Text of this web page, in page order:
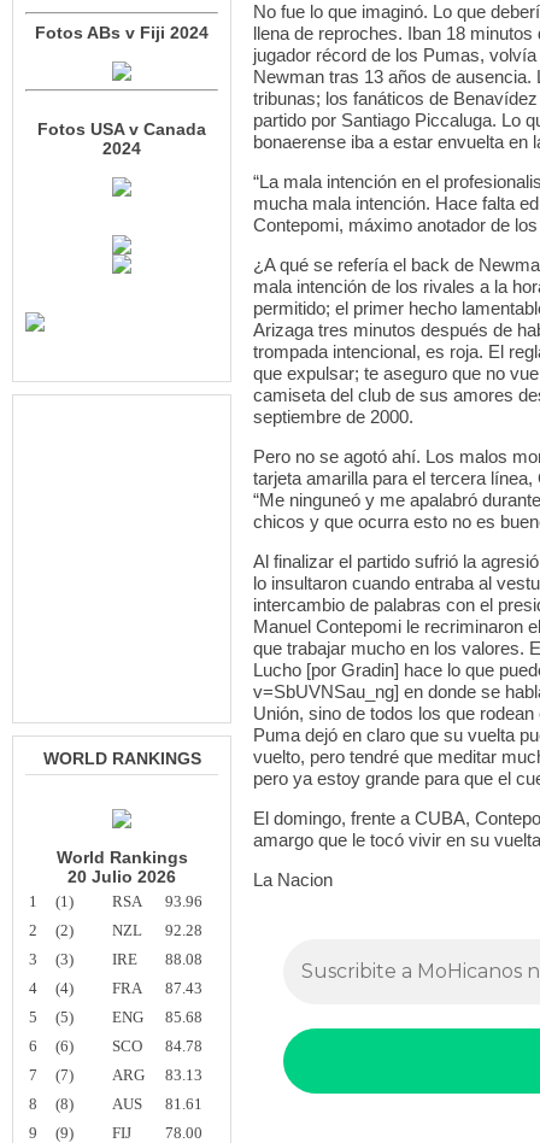
Fotos ABs v Fiji 2024
Fotos USA v Canada
2024
WORLD RANKINGS
World Rankings
20 Julio 2026
1 (1) RSA
93.96
2
(2) NZL
92.28
3
(3) IRE
88.08
4
(4) FRA
87.43
5
(5) ENG
85.68
6
(6) SCO
84.78
7
(7) ARG
83.13
8
(8) AUS
81.61
9
(9) FIJ
78.00
No fue lo que imaginó. Lo que
llena de reproches. Iban 18
jugador récord de los Pumas,
Newman tras 13 años de
tribunas; los fanáticos de
partido por Santiago Piccaluga. Lo
bonaerense iba a estar envuelta en
“La mala intención en el
mucha mala intención. Hace falta
Contepomi, máximo anotador de
¿A qué se refería el back de
mala intención de los rivales a la
permitido; el primer hecho
Arizaga tres minutos después de
trompada intencional, es roja. El
que expulsar; te aseguro que no
camiseta del club de sus amores
septiembre de 2000.
Pero no se agotó ahí. Los malos
tarjeta amarilla para el tercera
“Me ninguneó y me apalabró
chicos y que ocurra esto no es
Al finalizar el partido sufrió la
lo insultaron cuando entraba al
intercambio de palabras con el
Manuel Contepomi le recriminaron
que trabajar mucho en los valores.
Lucho [por Gradin] hace lo que
v=SbUVNSau_ng] en donde se
Unión, sino de todos los que
Puma dejó en claro que su vuelta
vuelto, pero tendré que meditar
pero ya estoy grande para que el
El domingo, frente a CUBA,
amargo que le tocó vivir en su
La Nacion